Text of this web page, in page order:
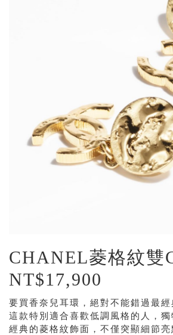
CHANEL菱格紋雙
NT$17,900
要買香奈兒耳環，絕對不能錯過最經
這款特別適合喜歡低調風格的人，
經典的菱格紋飾面，不僅突顯細節